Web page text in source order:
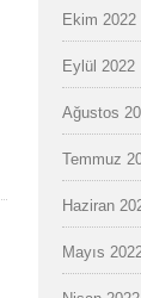
Ekim 2022
Eylül 2022
Ağustos
Temmuz
Haziran
Mayıs